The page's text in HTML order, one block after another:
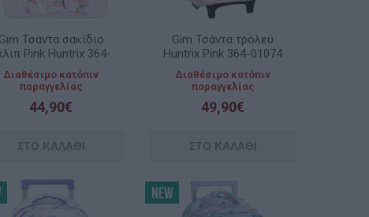
Gim Τσάντα σακίδιο
Pink Huntrix 364-
Διαθέσιμο κατόπιν
παραγγελίας
44,90€
Gim Τσάντα τρόλεϋ
Huntrix Pink 364-01074
Διαθέσιμο κατόπιν
παραγγελίας
49,90€